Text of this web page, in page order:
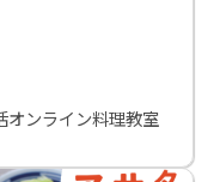
オンライン料理教室